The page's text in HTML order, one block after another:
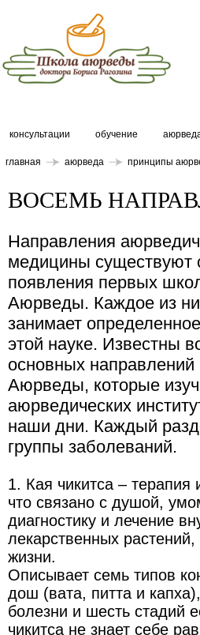
консультации обучение
главная аюрведа принципы
ВОСЕМЬ
Направления
медицины существуют
появления первых
Аюрведы. Каждое из
занимает
этой науке. Известны
основных направлений
Аюрведы, которые
аюрведических
наши дни. Каждый
группы заболеваний.
1. Кая чикитса –
что связано с душой,
диагностику и лечение
лекарственных
жизни.
Описывает семь типов
дош (вата, питта и
болезни и шесть стадий
чикитса не знает себе